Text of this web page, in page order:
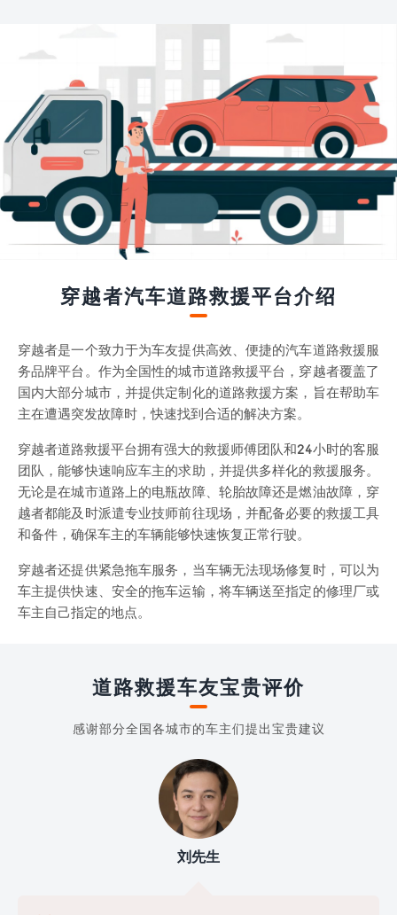
穿越者汽车道路救援平台介绍
穿越者是一个致力于为车友提供高效、便捷的汽车道路救援服
务品牌平台。作为全国性的城市道路救援平台，穿越者覆盖了
国内大部分城市，并提供定制化的道路救援方案，旨在帮助车
主在遭遇突发故障时，快速找到合适的解决方案。
穿越者道路救援平台拥有强大的救援师傅团队和24小时的客服
团队，能够快速响应车主的求助，并提供多样化的救援服务。
无论是在城市道路上的电瓶故障、轮胎故障还是燃油故障，穿
越者都能及时派遣专业技师前往现场，并配备必要的救援工具
和备件，确保车主的车辆能够快速恢复正常行驶。
穿越者还提供紧急拖车服务，当车辆无法现场修复时，可以为
车主提供快速、安全的拖车运输，将车辆送至指定的修理厂或
车主自己指定的地点。
道路救援车友宝贵评价
感谢部分全国各城市的车主们提出宝贵建议
刘先生